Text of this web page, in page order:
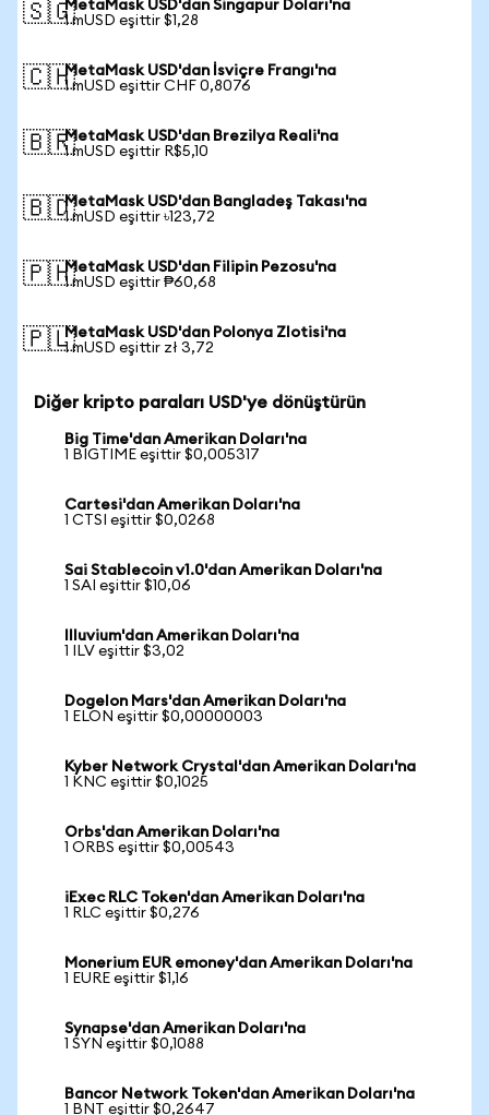
🇸🇬MetaMask USD'dan Singapur Doları'na
1 mUSD eşittir $1,28
🇨🇭MetaMask USD'dan İsviçre Frangı'na
1 mUSD eşittir CHF 0,8076
🇧🇷MetaMask USD'dan Brezilya Reali'na
1 mUSD eşittir R$5,10
🇧🇩MetaMask USD'dan Bangladeş Takası'na
1 mUSD eşittir ৳123,72
🇵🇭MetaMask USD'dan Filipin Pezosu'na
1 mUSD eşittir ₱60,68
🇵🇱MetaMask USD'dan Polonya Zlotisi'na
1 mUSD eşittir zł 3,72
Diğer kripto paraları USD'ye dönüştürün
Big Time'dan Amerikan Doları'na
1 BIGTIME eşittir $0,005317
Cartesi'dan Amerikan Doları'na
1 CTSI eşittir $0,0268
Sai Stablecoin v1.0'dan Amerikan Doları'na
1 SAI eşittir $10,06
Illuvium'dan Amerikan Doları'na
1 ILV eşittir $3,02
Dogelon Mars'dan Amerikan Doları'na
1 ELON eşittir $0,00000003
Kyber Network Crystal'dan Amerikan Doları'na
1 KNC eşittir $0,1025
Orbs'dan Amerikan Doları'na
1 ORBS eşittir $0,00543
iExec RLC Token'dan Amerikan Doları'na
1 RLC eşittir $0,276
Monerium EUR emoney'dan Amerikan Doları'na
1 EURE eşittir $1,16
Synapse'dan Amerikan Doları'na
1 SYN eşittir $0,1088
Bancor Network Token'dan Amerikan Doları'na
1 BNT eşittir $0,2647